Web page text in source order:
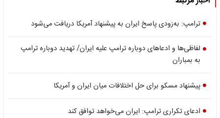
ترامپ: به‌زودی پاسخ ایران به پیشنهاد آمریکا دریافت می‌شود
لفاظی‌ها و ادعاهای دوباره ترامپ علیه ایران/ تهدید دوباره ترامپ
به بمباران
پیشنهاد مسکو برای حل اختلافات میان ایران و آمریکا
ادعای تکراری ترامپ: ایران می‌خواهد توافق کند